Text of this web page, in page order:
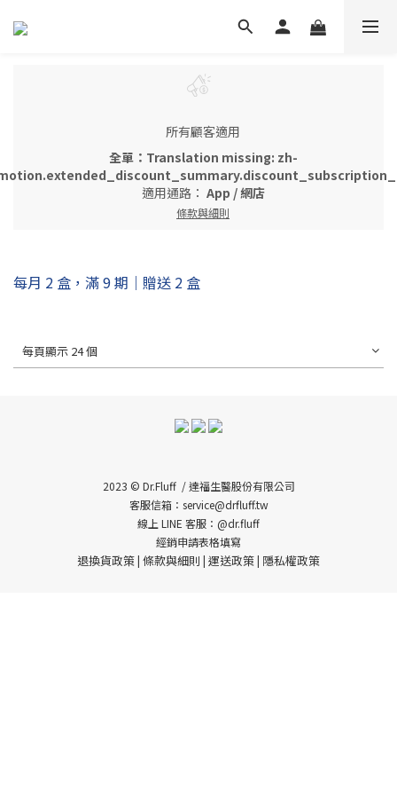
所有顧客適用
全單：Translation missing: zh-
適用通路： App /網店
條款與細則
每月 2 盒，滿 9 期｜贈送 2 盒
每頁顯示 24 個
2023 © Dr.Fluff / 達福生醫股份有限公司
客服信箱：service@drfluff.tw
線上 LINE 客服：@dr.fluff
經銷申請表格填寫
退換貨政策| 條款與細則 | 運送政策| 隱私權政策